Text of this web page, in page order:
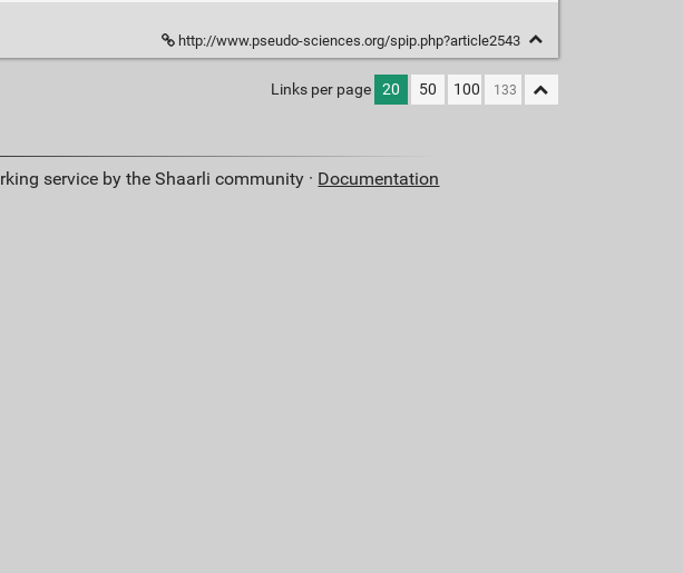
http://www.pseudo-sciences.org/spip.php?article2543
Links per page 20 50 100
service by the Shaarli community · Documentation